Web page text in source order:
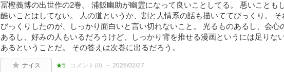
冨樫義博の出世作の2巻。 浦飯幽助が幽霊になって良いことしてる。 悪いことも
酷いことはしてない。 人の道というか、割と人情系の話も描いててびっくり。 そ
びっくりしたのが、しっかり面白いと言い切れないこと。 光るものあるし、会心
あるし、好みの人もいるだろうけど、しっかり背を推せる漫画というには足りな
あるということだ。 その答えは次巻に出るだろう。
ナイス ★5 コメント(0) 2026/02/27